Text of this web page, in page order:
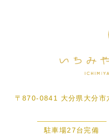
〒870-0841 大分県大分
駐車場27台完備